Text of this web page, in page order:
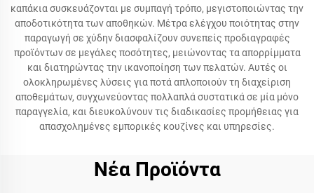
καπάκια συσκευάζονται με συμπαγή τρόπο, μεγιστοποιώντας την
αποδοτικότητα των αποθηκών. Μέτρα ελέγχου ποιότητας στην
παραγωγή σε χύδην διασφαλίζουν συνεπείς προδιαγραφές
προϊόντων σε μεγάλες ποσότητες, μειώνοντας τα απορρίμματα
και διατηρώντας την ικανοποίηση των πελατών. Αυτές οι
ολοκληρωμένες λύσεις για ποτά απλοποιούν τη διαχείριση
αποθεμάτων, συγχωνεύοντας πολλαπλά συστατικά σε μία μόνο
παραγγελία, και διευκολύνουν τις διαδικασίες προμήθειας για
απασχολημένες εμπορικές κουζίνες και υπηρεσίες.
Νέα Προϊόντα